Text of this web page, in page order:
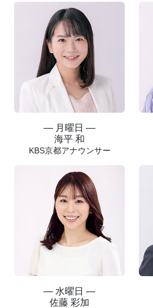
― 月曜日 ―
海平 和
KBS京都アナウンサー
― 水曜日 ―
佐藤 彩加